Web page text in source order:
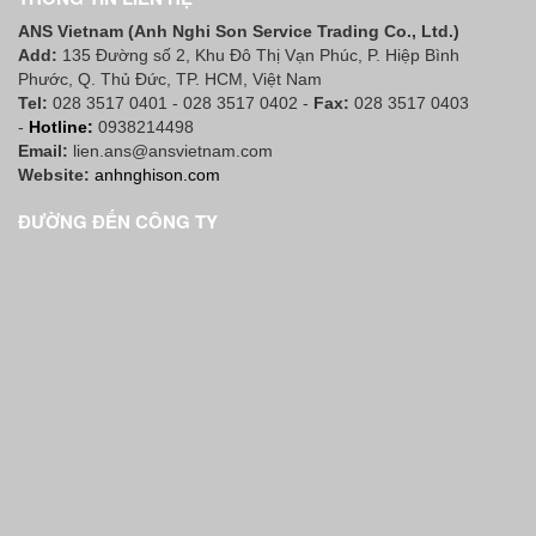
ANS Vietnam (Anh Nghi Son Service Trading Co., Ltd.)
Add: 135 Đường số 2, Khu Đô Thị Vạn Phúc, P. Hiệp Bình
Phước, Q. Thủ Đức, TP. HCM , Việt Nam
Tel: 028 3517 0401 - 028 3517 0402 - Fax: 028 3517 0403
- Hotline: 0938214498
Email: lien.ans@ansvietnam.com
Website: anhnghison.com
ĐƯỜNG ĐẾN CÔNG TY